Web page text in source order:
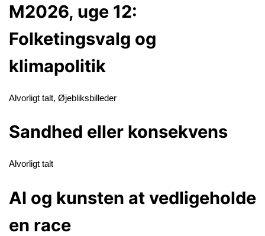
M2026, uge 12:
Folketingsvalg og
klimapolitik
Alvorligt talt, Øjebliksbilleder
Sandhed eller konsekvens
Alvorligt talt
AI og kunsten at vedligeholde
en race